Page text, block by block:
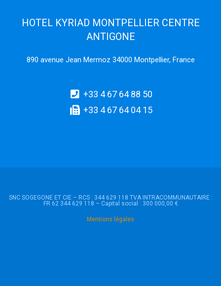
HOTEL KYRIAD MONTPELLIER CENTRE
ANTIGONE
890 avenue Jean Mermoz 34000 Montpellier, France
+33 4 67 64 88 50
+33 4 67 64 04 15
SNC SOGEGONE ET CIE – RCS : 344 629 118 TVA INTRACOMMUNAUTAIRE :
FR 62 344 629 118 – Capital social : 300 000,00 €
Mentions légales